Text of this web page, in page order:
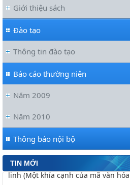
Giới thiệu sách
Đào tạo
Thông tin đào tạo
Báo cáo thường niên
Năm 2009
Năm 2010
Thông báo nội bộ
TIN MỚI
gia Hội nghị tập huấn chuyên môn
nghiệp vụ năm 2026 của Viện Hàn
lâm
Hội nghị tập huấn chuyên môn,
nghiệp vụ năm 2026 của Viện Hàn
lâm Khoa học xã hội Việt Nam
Đối thoại ICWA – VASS lần thứ 6:
Thúc đẩy quan hệ Đối tác Chiến
lược Toàn diện tăng cường Việt Nam
Viện Hàn lâm Khoa học xã hội Việt
Nam và Học viện Chính trị và Hành
chính quốc gia Lào ký Thỏa
Nguyễn Huy Thiệp: Thiên nhiên
như biểu tượng và nguyên tắc tâm
linh (Một khía cạnh của mã văn hóa